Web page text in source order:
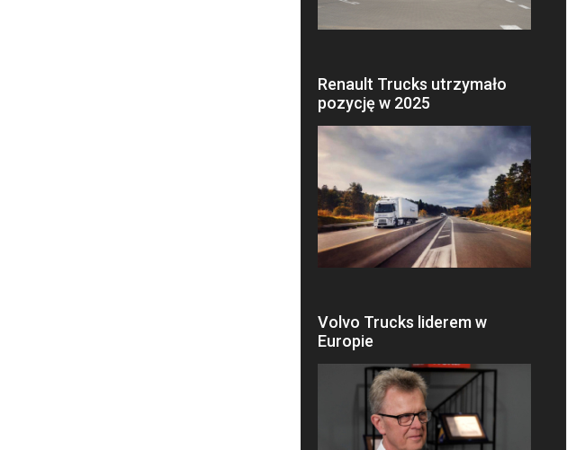
Renault Trucks utrzymało
pozycję w 2025
Volvo Trucks liderem w
Europie